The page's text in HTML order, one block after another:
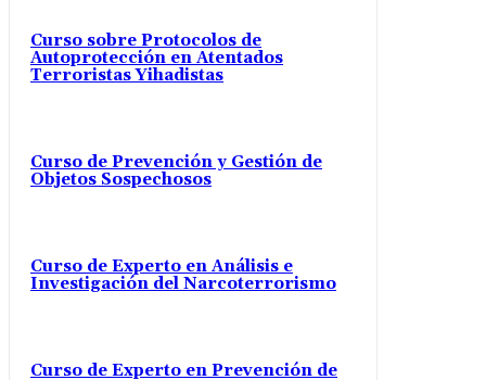
Curso sobre Protocolos de
Autoprotección en Atentados
Terroristas Yihadistas
Curso de Prevención y Gestión de
Objetos Sospechosos
Curso de Experto en Análisis e
Investigación del Narcoterrorismo
Curso de Experto en Prevención de